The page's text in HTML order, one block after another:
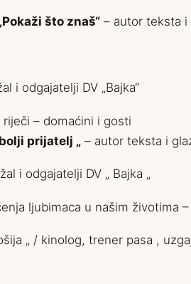
što znaš“ – autor teksta i
i odgajatelji DV „Bajka“
– domaćini i gosti
prijatelj „ – autor teksta i
i odgajatelji DV „ Bajka „
ljubimaca u našim životima
„ / kinolog, trener pasa ,